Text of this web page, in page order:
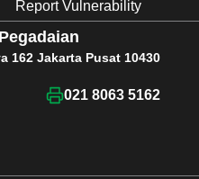
Report Vulnerability
162 Jakarta Pusat 10430
021 8063 5162